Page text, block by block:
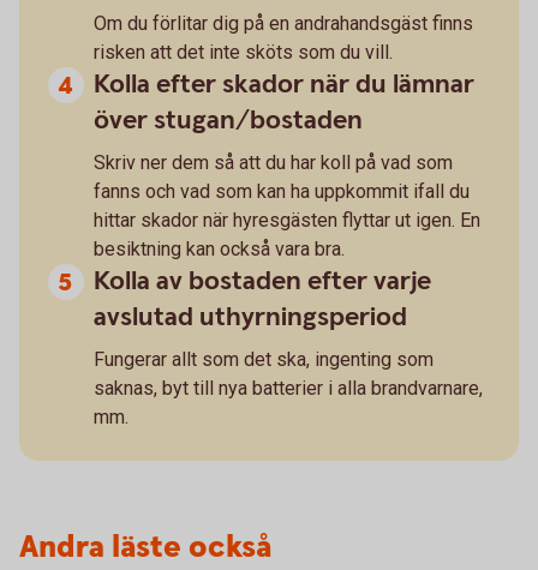
Om du förlitar dig på en andrahandsgäst finns
risken att det inte sköts som du vill.
Kolla efter skador när du lämnar
över stugan/bostaden
Skriv ner dem så att du har koll på vad som
fanns och vad som kan ha uppkommit ifall du
hittar skador när hyresgästen flyttar ut igen. En
besiktning kan också vara bra.
Kolla av bostaden efter varje
avslutad uthyrningsperiod
Fungerar allt som det ska, ingenting som
saknas, byt till nya batterier i alla brandvarnare,
mm.
Andra läste också